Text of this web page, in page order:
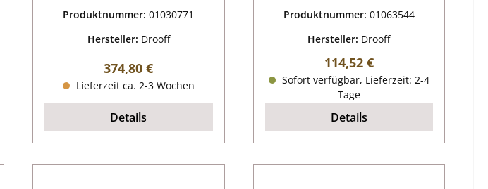
Produktnummer:01030771
Hersteller: Drooff
Regulärer Preis:
374,80 €
Lieferzeit ca. 2-3 Wochen
Details
Produktnummer: 01063544
Hersteller: Drooff
Regulärer Preis:
114,52 €
Sofort verfügbar, Lieferzeit: 2-4
Tage
Details